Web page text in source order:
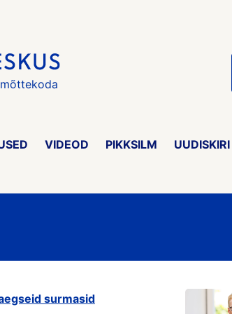
VIDEOD PIKKSILM UUDISKIRI
surmasid